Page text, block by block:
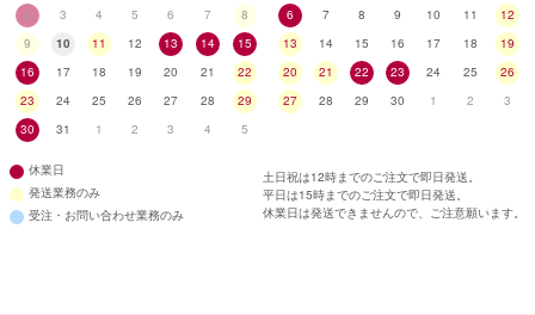
2
3 4 5 6 7
8
9
10 11 12 13 14
15
16
17 18 19 20 21
22
23
24 25 26 27 28
29
30
31 1 2 3 4 5
6
7 8 9 10 11
12
13
14 15 16 17 18
19
20
21 22 23 24 25
26
27
28 29 30 1 2 3
休業日
発送業務のみ
受注・お問い合わせ業務のみ
土日祝は12時までのご注文で即日発送。
平日は15時までのご注文で即日発送。
休業日は発送できませんので、ご注意願います。